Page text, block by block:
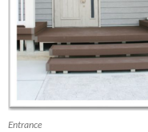
Entrance